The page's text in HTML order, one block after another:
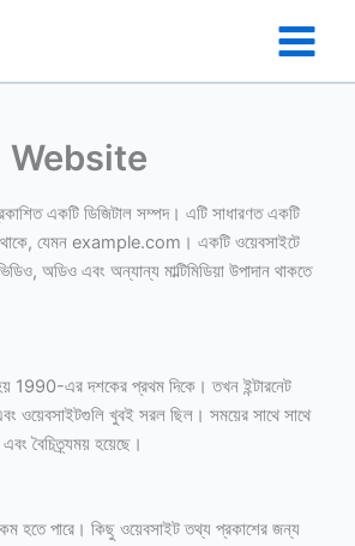
একটি ডিজিটাল সম্পদ। এটি সাধারণত একটি
থাকে, যেমন example.com। একটি ওয়েবসাইটে
অডিও এবং অন্যান্য মাল্টিমিডিয়া উপাদান থাকতে
1990-এর দশকের প্রথম দিকে। তখন ইন্টারনেট
ওয়েবসাইটগুলি খুবই সরল ছিল। সময়ের সাথে সাথে
বৈচিত্র্যময় হয়েছে।
হতে পারে। কিছু ওয়েবসাইট তথ্য প্রকাশের জন্য